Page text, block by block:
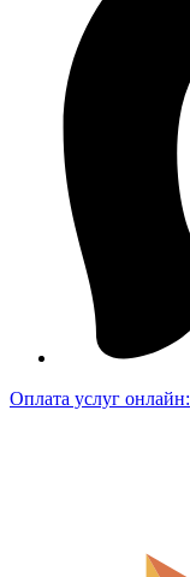
Оплата услуг онлайн: